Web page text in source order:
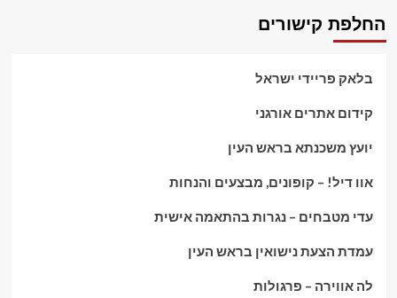
החלפת קישורים
בלאק פריידי ישראל
קידום אתרים אורגני
יועץ משכנתא בראש העין
אוו דיל! – קופונים, מבצעים והנחות
עדי מטבחים – נגרות בהתאמה אישית
עמדת הצעת נישואין בראש העין
לה אווירה – פרגולות